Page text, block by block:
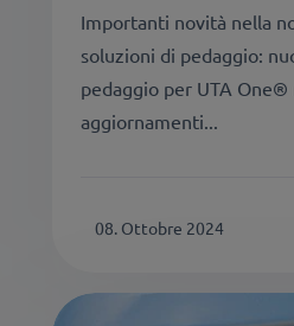
Importanti novità nella
soluzioni di pedaggio:
pedaggio per UTA
aggiornamenti...
08. Ottobre 2024